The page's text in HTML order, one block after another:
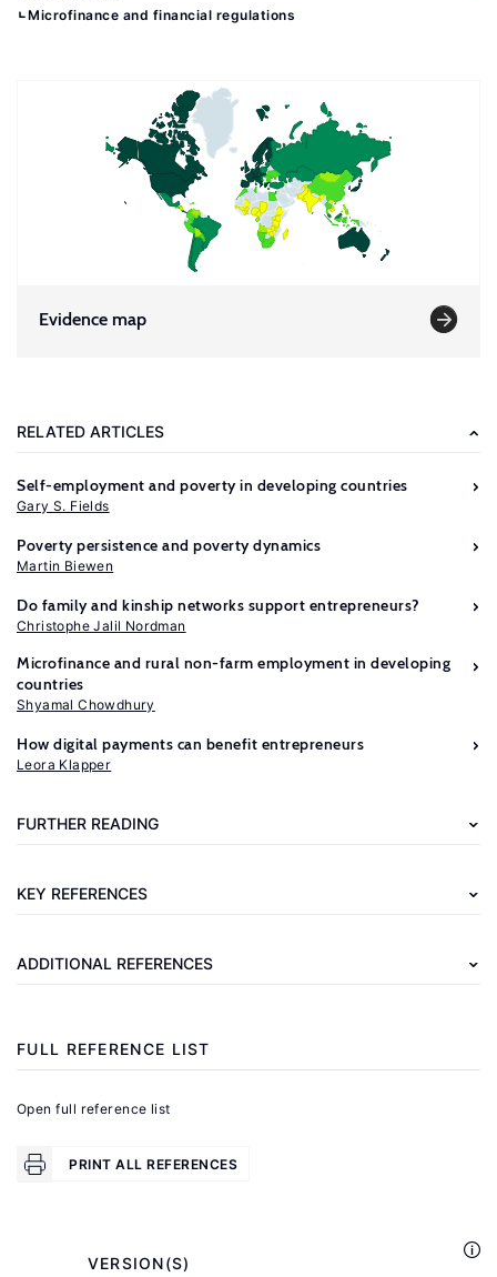
Microfinance and financial regulations
Evidence map
RELATED ARTICLES
Self-employment and poverty in developing countries
Gary S. Fields
Poverty persistence and poverty dynamics
Martin Biewen
Do family and kinship networks support entrepreneurs?
Christophe Jalil Nordman
Microfinance and rural non-farm employment in developing
countries
Shyamal Chowdhury
How digital payments can benefit entrepreneurs
Leora Klapper
FURTHER READING
KEY REFERENCES
ADDITIONAL REFERENCES
Further
reading
Bauchet,
Marshall,
J.,
Yalouris,
Findings
Evaluations
FULL REFERENCE LIST
Open full reference list
PRINT ALL REFERENCES